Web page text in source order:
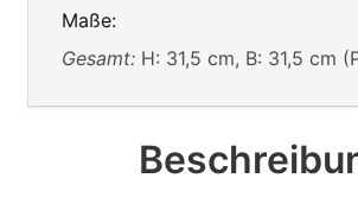
Maße:
Gesamt: H: 31,5 cm, B: 31,5 cm